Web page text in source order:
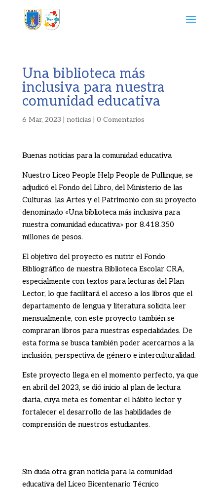
Una biblioteca más
inclusiva para nuestra
comunidad educativa
6 Mar, 2023 noticias 0 Comentarios
Buenas noticias para la comunidad educativa
Nuestro Liceo People Help People de Pullinque, se
adjudicó el Fondo del Libro, del Ministerio de las
Culturas, las Artes y el Patrimonio con su proyecto
denominado «Una biblioteca más inclusiva para
nuestra comunidad educativa» por 8.418.350
millones de pesos.
El objetivo del proyecto es nutrir el Fondo
Bibliográfico de nuestra Biblioteca Escolar CRA,
especialmente con textos para lecturas del Plan
Lector, lo que facilitará el acceso a los libros que el
departamento de lengua y literatura solicita leer
mensualmente, con este proyecto también se
compraran libros para nuestras especialidades. De
esta forma se busca también poder acercarnos a la
inclusión, perspectiva de género e interculturalidad.
Este proyecto llega en el momento perfecto, ya que
en abril del 2023, se dió inicio al plan de lectura
diaria, cuya meta es fomentar el hábito lector y
fortalecer el desarrollo de las habilidades de
comprensión de nuestros estudiantes.
Sin duda otra gran noticia para la comunidad
educativa del Liceo Bicentenario Técnico